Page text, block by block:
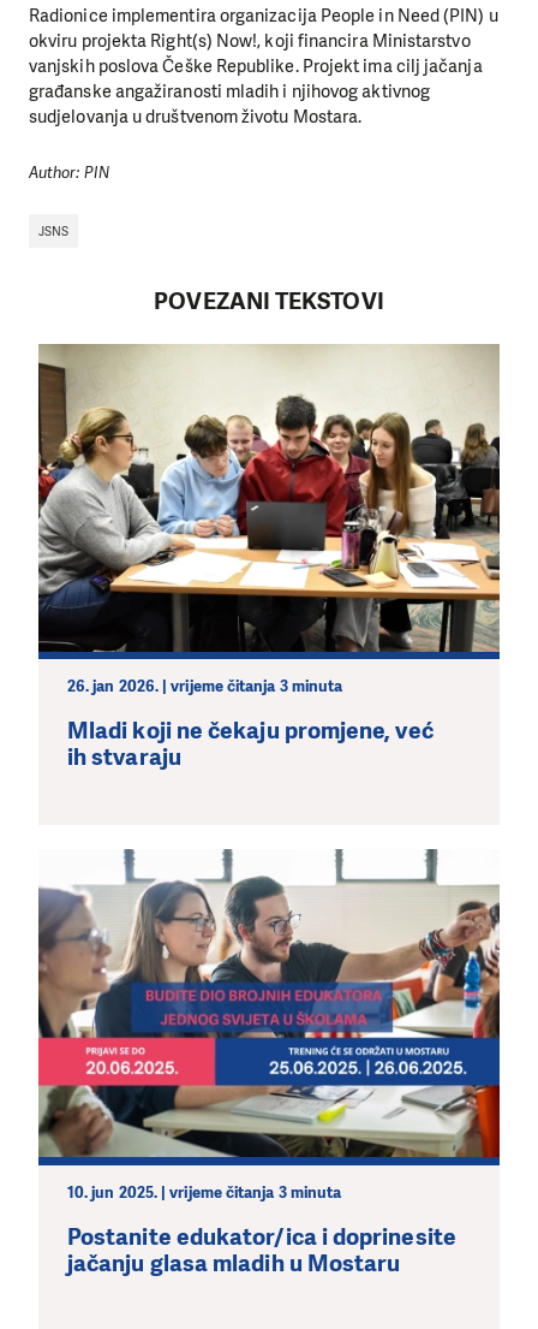
Radionice implementira organizacija People in Need (PIN) u
okviru projekta Right(s) Now!, koji financira Ministarstvo
vanjskih poslova Češke Republike. Projekt ima cilj jačanja
građanske angažiranosti mladih i njihovog aktivnog
sudjelovanja u društvenom životu Mostara.
Author: PIN
JSNS
POVEZANI TEKSTOVI
26. jan 2026. | vrijeme čitanja 3 minuta
Mladi koji ne čekaju promjene, već
ih stvaraju
10. jun 2025. | vrijeme čitanja 3 minuta
Postanite edukator/ica i doprinesite
jačanju glasa mladih u Mostaru